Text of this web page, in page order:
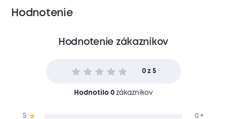
Hodnotenie
Hodnotenie zákazníkov
0 z 5
Hodnotilo 0zákazníkov
5 0 ×